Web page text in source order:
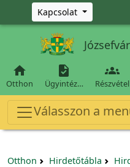
Ugrás a fő tartalomra
Kapcsolat

Otthon

Ügyintéz…

Részvétel
Válasszon a
Otthon Hirdetőtábla